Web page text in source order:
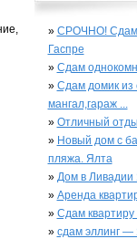
» СРОЧНО! Сдам
Гаспре
» Сдам
» Сдам домик из
мангал,гараж ...
» Отличный
» Новый дом с
пляжа. Ялта
» Дом в Ливадии
» Аренда
» Сдам квартиру
» сдам эллинг —